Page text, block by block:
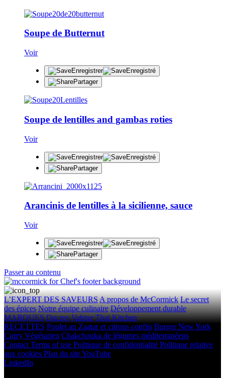
Soupe de Butternut
Voir
Enregistrer
Enregistré
Partager
Soupe de lentilles and gambas roties
Voir
Enregistrer
Enregistré
Partager
Arancinis de lentilles à la sicilienne, sauce
Voir
Enregistrer
Enregistré
Partager
Passer au contenu
L’EXPERT DES SAVEURSA propos de McCormick Le secret
des épices Notre équipe culinaire Développement durable
MARQUES Ducros Vahine Thai Kitchen
RECETTES Poulet au Zaatar et citrons confits Burger New York
Curry Végétarien Chakchouka de légumes méditerranéens
Contact Terms of use Politique de confidentialité Politique relative
aux cookies Plan du siteYouTube
LinkedIn